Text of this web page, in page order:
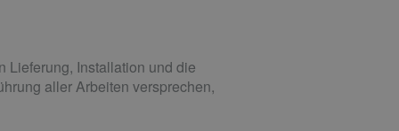
Lieferung, Installation und die
aller Arbeiten versprechen,